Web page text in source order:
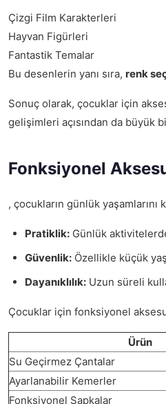
Çizgi Film Karakterleri
Hayvan Figürleri
Fantastik Temalar
Bu desenlerin yanı sıra, renk
Sonuç olarak, çocuklar için
gelişimleri açısından da büyük
Fonksiyonel
, çocukların günlük
Pratiklik: Günlük
Güvenlik: Özellikle küçük
Dayanıklılık: Uzun süreli
Çocuklar için fonksiyonel
Ürün
Su Geçirmez Çantalar
Ayarlanabilir Kemerler
Fonksiyonel Şapkalar